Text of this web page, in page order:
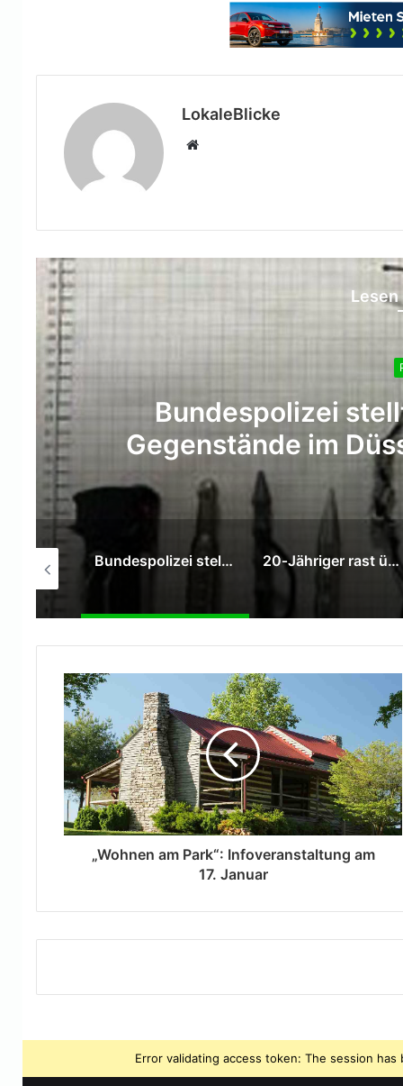
LokaleBlicke
Webseite
20‑Jähriger rast
ermittelt nach
Bundespolizei stellt mehrere gefährliche Gegenstände im Düsseldorfer Hauptbahnhof sicher 20‑Jähriger rast über Schulhof in Buer – Polizei ermittelt nach gefährlicher Aktion LKA‑NRW: Ermittlungen wegen Verdachts der Vorteilsannahme und Vorteilsgewährung im Zusammenhang mit der UEFA EURO 2024
„Wohnen am Park“: Infoveranstaltung am
17. Januar
Error validating access token: The session